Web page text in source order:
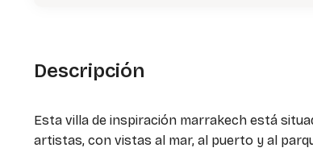
Descripción
Esta villa de inspiración marrakech está
artistas, con vistas al mar, al puerto y al